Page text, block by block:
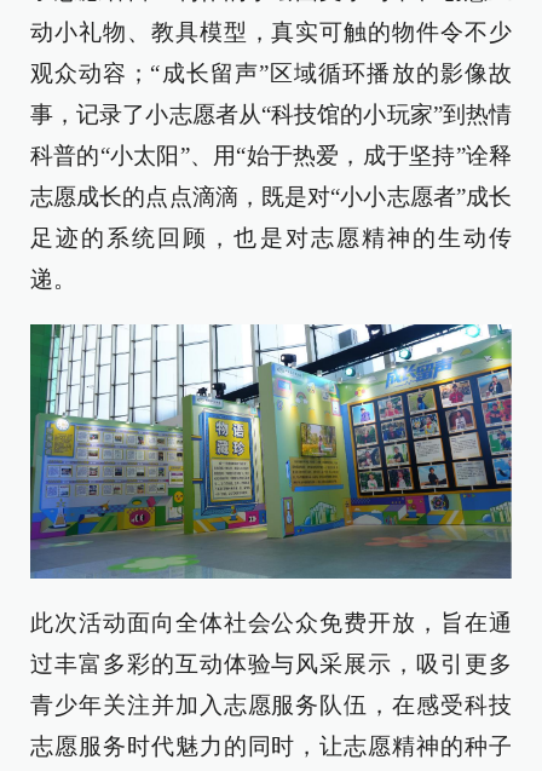
动小礼物、教具模型，真实可触的物件令不少
观众动容；“成长留声”区域循环播放的影像故
事，记录了小志愿者从“科技馆的小玩家”到热情
科普的“小太阳”、用“始于热爱，成于坚持”诠释
志愿成长的点点滴滴，既是对“小小志愿者”成长
足迹的系统回顾，也是对志愿精神的生动传
递。
此次活动面向全体社会公众免费开放，旨在通
过丰富多彩的互动体验与风采展示，吸引更多
青少年关注并加入志愿服务队伍，在感受科技
志愿服务时代魅力的同时，让志愿精神的种子